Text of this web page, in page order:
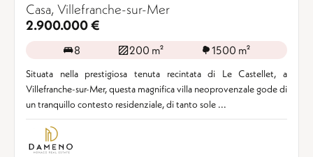
Casa, Villefranche-sur-Mer
2.900.000 €
8 200 m² 1500 m²
Situata nella prestigiosa tenuta recintata di Le Castellet, a
Villefranche-sur-Mer, questa magnifica villa neoprovenzale gode di
un tranquillo contesto residenziale, di tanto sole ...